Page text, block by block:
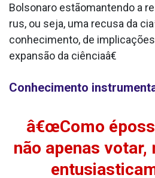
Bolsonaro estãomantendo a
rus, ou seja, uma recusa da
conhecimento, de
expansão da ciênciaâ€
Conhecimento
â€œComo
não apenas